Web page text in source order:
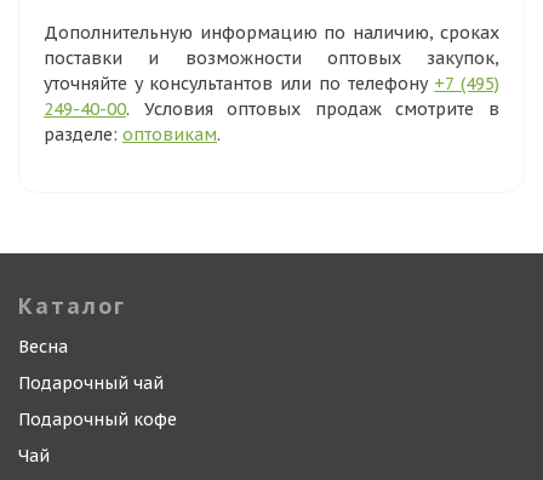
Дополнительную информацию по наличию, сроках
поставки и возможности оптовых закупок,
уточняйте у консультантов или по телефону +7 (495)
249-40-00. Условия оптовых продаж смотрите в
разделе: оптовикам.
Каталог
Весна
Подарочный чай
Подарочный кофе
Чай